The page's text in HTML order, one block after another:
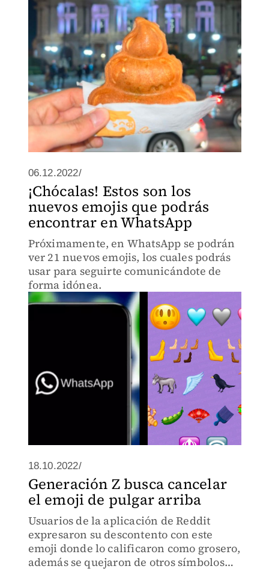
06.12.2022/
¡Chócalas! Estos son los
nuevos emojis que podrás
encontrar en WhatsApp
Próximamente, en WhatsApp se podrán
ver 21 nuevos emojis, los cuales podrás
usar para seguirte comunicándote de
forma idónea.
18.10.2022/
Generación Z busca cancelar
el emoji de pulgar arriba
Usuarios de la aplicación de Reddit
expresaron su descontento con este
emoji donde lo calificaron como grosero,
además se quejaron de otros símbolos